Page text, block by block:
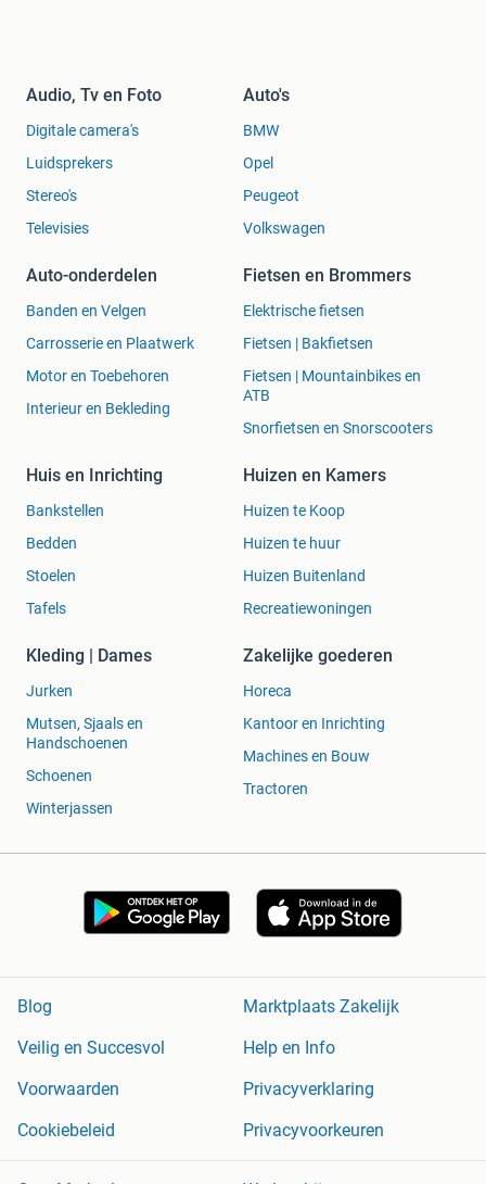
Audio, Tv en Foto
Digitale camera's
Luidsprekers
Stereo's
Televisies
Auto's
BMW
Opel
Peugeot
Volkswagen
Auto-onderdelen
Banden en Velgen
Carrosserie en Plaatwerk
Motor en Toebehoren
Interieur en Bekleding
Fietsen en Brommers
Elektrische fietsen
Fietsen | Bakfietsen
Fietsen | Mountainbikes en
ATB
Snorfietsen en Snorscooters
Huis en Inrichting
Bankstellen
Bedden
Stoelen
Tafels
Huizen en Kamers
Huizen te Koop
Huizen te huur
Huizen Buitenland
Recreatiewoningen
Kleding | Dames
Jurken
Mutsen, Sjaals en
Handschoenen
Schoenen
Winterjassen
Zakelijke goederen
Horeca
Kantoor en Inrichting
Machines en Bouw
Tractoren
Blog
Marktplaats Zakelijk
Veilig en Succesvol
Help en Info
Voorwaarden
Privacyverklaring
Cookiebeleid
Privacyvoorkeuren